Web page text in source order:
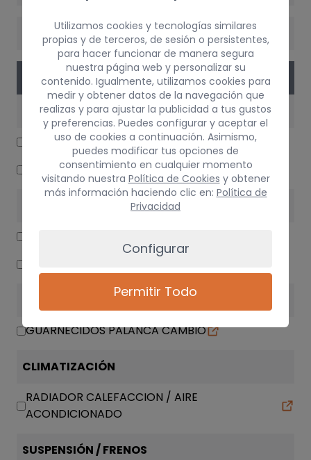
CAMBIO
PIEZAS
ELECTRICIDAD
CENTRALITA MOTOR UCE
CUADRO INSTRUMENTOS
CARROCERÍA LATERALES
GUARNECIDOS PALANCA CAMBIO
CLIMATIZACIÓN
RADIADOR CALEFACCION / AIRE
ACONDICIONADO
SUSPENSIÓN / FRENOS
Utilizamos cookies y tecnologías similares
propias y de terceros, de sesión o persistentes,
para hacer funcionar de manera segura
nuestra página web y personalizar su
contenido. Igualmente, utilizamos cookies para
medir y obtener datos de la navegación que
realizas y para ajustar la publicidad a tus gustos
y preferencias. Puedes configurar y aceptar el
uso de cookies a continuación. Asimismo,
puedes modificar tus opciones de
consentimiento en cualquier momento
visitando nuestra Política de Cookies y obtener
más información haciendo clic en: Política de
Privacidad
Configurar
Permitir Todo